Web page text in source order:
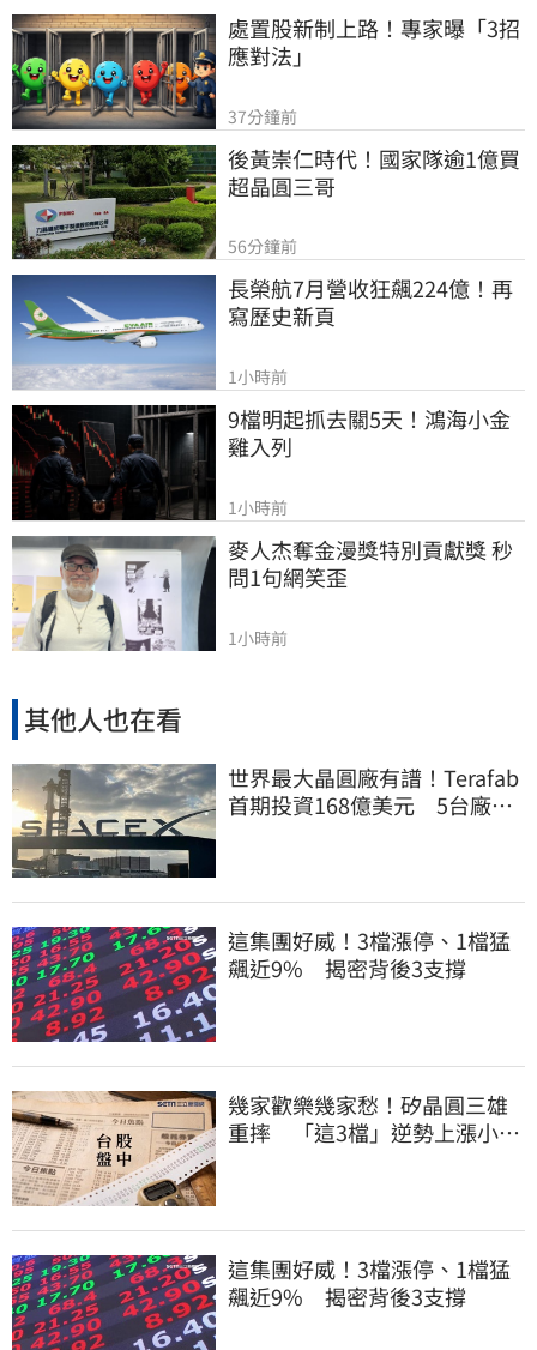
處置股新制上路！專家曝「3招
應對法」
37分鐘前
後黃崇仁時代！國家隊逾1億買
超晶圓三哥
56分鐘前
長榮航7月營收狂飆224億！再
寫歷史新頁
1小時前
9檔明起抓去關5天！鴻海小金
雞入列
1小時前
麥人杰奪金漫獎特別貢獻獎 秒
問1句網笑歪
1小時前
其他人也在看
世界最大晶圓廠有譜！Terafab
首期投資168億美元 5台廠或
這集團好威！3檔漲停、1檔猛
飆近9% 揭密背後3支撐
幾家歡樂幾家愁！矽晶圓三雄
重摔 「這3檔」逆勢上漲小兵
這集團好威！3檔漲停、1檔猛
飆近9% 揭密背後3支撐